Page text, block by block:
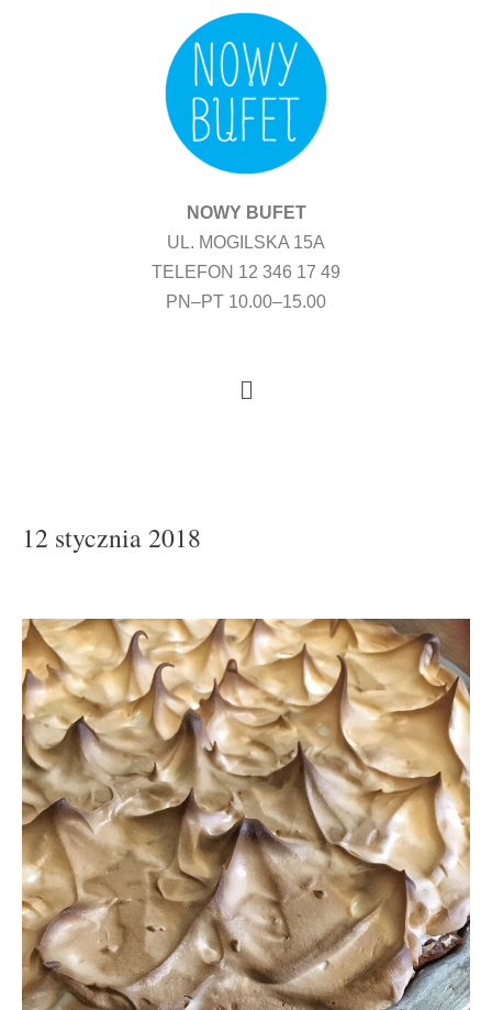
NOWY BUFET
UL. MOGILSKA 15A
TELEFON 12 346 17 49
PN–PT 10.00–15.00
Menu
12 stycznia 2018